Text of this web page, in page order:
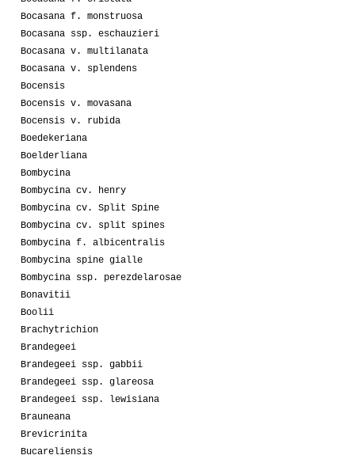
Bocasana f. monstruosa
Bocasana ssp. eschauzieri
Bocasana v. multilanata
Bocasana v. splendens
Bocensis
Bocensis v. movasana
Bocensis v. rubida
Boedekeriana
Boelderliana
Bombycina
Bombycina cv. henry
Bombycina cv. Split Spine
Bombycina cv. split spines
Bombycina f. albicentralis
Bombycina spine gialle
Bombycina ssp. perezdelarosae
Bonavitii
Boolii
Brachytrichion
Brandegeei
Brandegeei ssp. gabbii
Brandegeei ssp. glareosa
Brandegeei ssp. lewisiana
Brauneana
Brevicrinita
Bucareliensis